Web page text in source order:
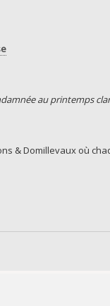
au printemps
& Domillevaux où